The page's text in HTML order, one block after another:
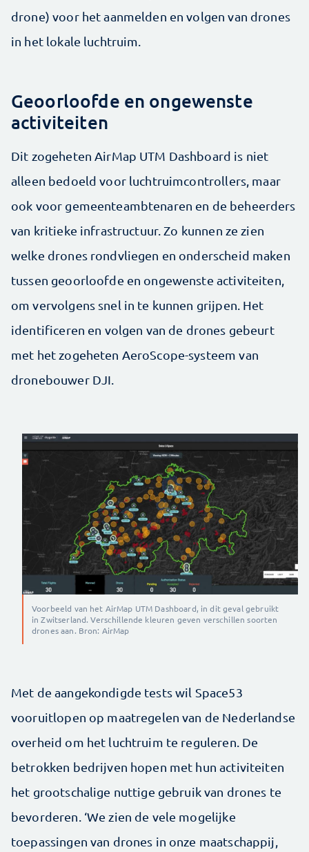
drone) voor het aanmelden en volgen van drones
in het lokale luchtruim.
Geoorloofde en ongewenste
activiteiten
Dit zogeheten AirMap UTM Dashboard is niet
alleen bedoeld voor luchtruimcontrollers, maar
ook voor gemeenteambtenaren en de beheerders
van kritieke infrastructuur. Zo kunnen ze zien
welke drones rondvliegen en onderscheid maken
tussen geoorloofde en ongewenste activiteiten,
om vervolgens snel in te kunnen grijpen. Het
identificeren en volgen van de drones gebeurt
met het zogeheten AeroScope-systeem van
dronebouwer DJI.
Voorbeeld van het AirMap UTM Dashboard, in dit geval gebruikt
in Zwitserland. Verschillende kleuren geven verschillen soorten
drones aan. Bron: AirMap
Met de aangekondigde tests wil Space53
vooruitlopen op maatregelen van de Nederlandse
overheid om het luchtruim te reguleren. De
betrokken bedrijven hopen met hun activiteiten
het grootschalige nuttige gebruik van drones te
bevorderen. ‘We zien de vele mogelijke
toepassingen van drones in onze maatschappij,